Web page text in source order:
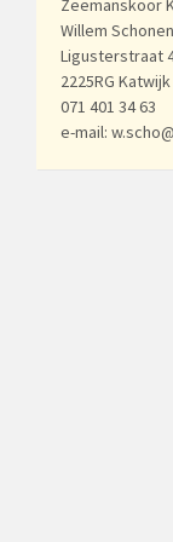
Zeemanskoor
Willem
Ligusterstraat
2225RG Katwijk
071 401 34 63
e-mail: